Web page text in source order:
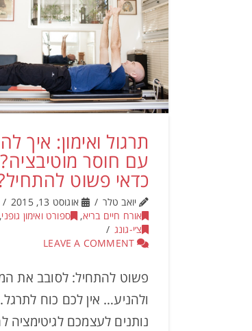
תרגול ואימון: איך
עם חוסר
כדאי פשוט
יואב טלר
אוגוסט 13, 2015
אורח חיים בריא, ספורט ואימון גופני,
צ׳י-גונג
LEAVE A COMMENT
פשוט להתחיל: לסובב את
ולהניע… אין לכם כוח
נותנים לעצמכם לגיטימציה